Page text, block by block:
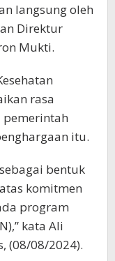
langsung oleh
Direktur
Mukti.
rasa
itu.
bentuk
komitmen
program
kata Ali
(08/08/2024).